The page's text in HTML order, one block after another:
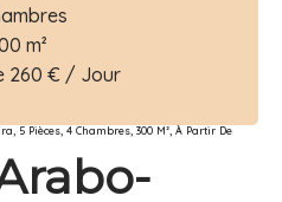
m²
260 € / Jour
5 Pièces, 4 Chambres, 300 M², À Partir De